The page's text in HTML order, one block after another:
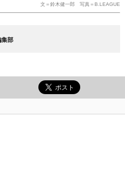
文＝鈴木健一郎 写真＝B.LEAGUE
部